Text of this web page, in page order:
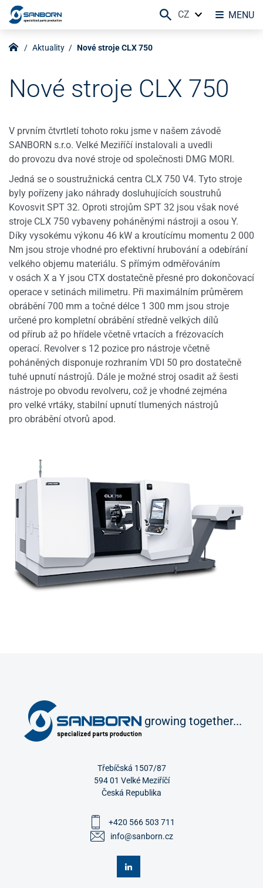
Aktuality Nové stroje CLX 750
Nové stroje CLX 750
V prvním čtvrtletí tohoto roku jsme v našem závodě
SANBORN s.r.o. Velké Meziříčí instalovali a uvedli
do provozu dva nové stroje od společnosti DMG MORI.
Jedná se o soustružnická centra CLX 750 V4. Tyto stroje
byly pořízeny jako náhrady dosluhujících soustruhů
Kovosvit SPT 32. Oproti strojům SPT 32 jsou však nové
stroje CLX 750 vybaveny poháněnými nástroji a osou Y.
Díky vysokému výkonu 46 kW a kroutícímu momentu 2 000
Nm jsou stroje vhodné pro efektivní hrubování a odebírání
velkého objemu materiálu. S přímým odměřováním
v osách X a Y jsou CTX dostatečně přesné pro dokončovací
operace v setinách milimetru. Při maximálním průměrem
obrábění 700 mm a točné délce 1 300 mm jsou stroje
určené pro kompletní obrábění středně velkých dílů
od přírub až po hřídele včetně vrtacích a frézovacích
operací. Revolver s 12 pozice pro nástroje včetně
poháněných disponuje rozhraním VDI 50 pro dostatečně
tuhé upnutí nástrojů. Dále je možné stroj osadit až šesti
nástroje po obvodu revolveru, což je vhodné zejména
pro velké vrtáky, stabilní upnutí tlumených nástrojů
pro obrábění otvorů apod.
growing together...
Třebíčská 1507/87
594 01 Velké Meziříčí
Česká Republika
+420 566 503 711
info@sanborn.cz
MENU
CZ